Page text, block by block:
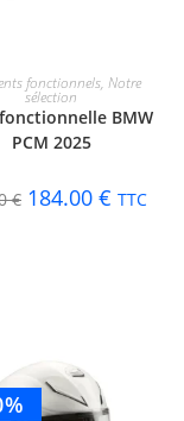
DES OPTIONS
fonctionnels, Notre
sélection
BMW
PCM 2025
€ 184.00 € TTC